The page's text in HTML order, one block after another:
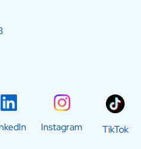
Instagram TikTok